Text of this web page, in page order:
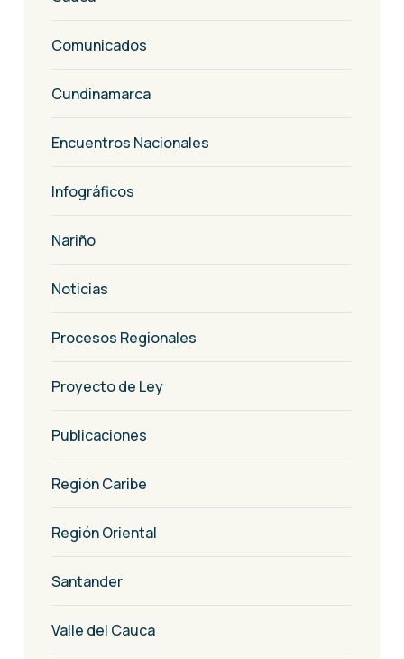
Comunicados
Cundinamarca
Encuentros Nacionales
Infográficos
Nariño
Noticias
Procesos Regionales
Proyecto de Ley
Publicaciones
Región Caribe
Región Oriental
Santander
Valle del Cauca